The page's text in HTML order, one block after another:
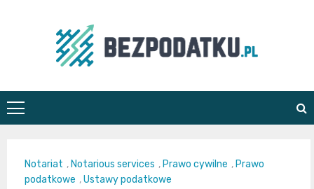
bezpodatku.pl
Notariat , Notarious services , Prawo cywilne , Prawo
podatkowe ,Ustawy podatkowe